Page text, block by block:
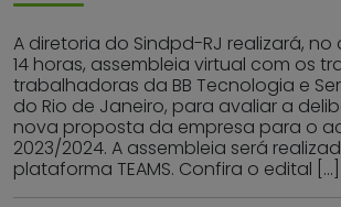
A diretoria do Sindpd-RJ realizará, no
14 horas, assembleia virtual com os
trabalhadoras da BB Tecnologia e
do Rio de Janeiro, para avaliar a
nova proposta da empresa para o
2023/2024. A assembleia será
plataforma TEAMS. Confira o edital […]